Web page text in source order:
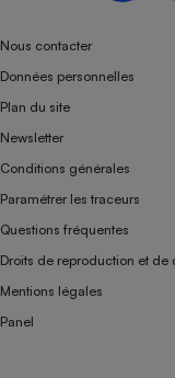
Nous contacter
Données personnelles
Plan du site
Newsletter
Conditions générales
Paramétrer les traceurs
Questions fréquentes
Droits de reproduction et de
Mentions légales
Panel